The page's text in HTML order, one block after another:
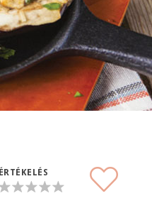
ÉRTÉKELÉS